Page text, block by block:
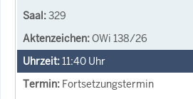
329
OWi 138/26
11:40 Uhr
Fortsetzungstermin